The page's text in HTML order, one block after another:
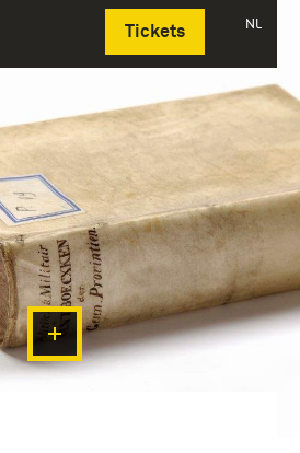
Tickets NL
Deutsch